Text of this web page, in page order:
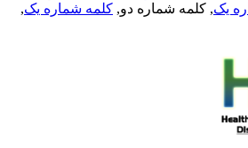
یک, کلمه شماره دو,کلمه شماره یک,